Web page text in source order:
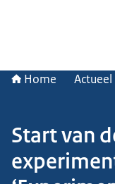
Home Actueel
Start van